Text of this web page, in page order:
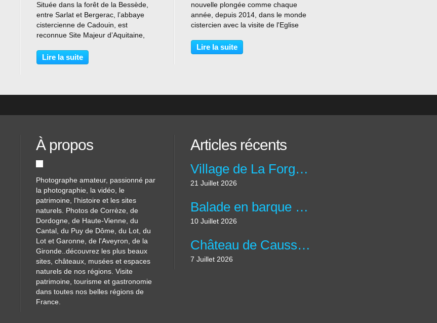
Située dans la forêt de la Bessède,
entre Sarlat et Bergerac, l’abbaye
cistercienne de Cadouin, est
reconnue Site Majeur d’Aquitaine,
inscrite au Patrimoine Mondiale de
l’Unesco (chemins de Compostelle
Lire la suite
nouvelle plongée comme chaque
année, depuis 2014, dans le monde
cistercien avec la visite de l'Eglise
en Corrèze. Une atmosphère
austère sans décorum démontrant
Lire la suite
À propos
Photographe amateur, passionné par
la photographie, la vidéo, le
patrimoine, l'histoire et les sites
naturels. Photos de Corrèze, de
Dordogne, de Haute-Vienne, du
Cantal, du Puy de Dôme, du Lot, du
Lot et Garonne, de l'Aveyron, de la
Gironde..découvrez les plus beaux
sites, châteaux, musées et espaces
naturels de nos régions. Visite
patrimoine, tourisme et gastronomie
dans toutes nos belles régions de
France.
Articles récents
Village de La Forge d'Ans et sa magnifique cascade.
21 Juillet 2026
Balade en barque au Moulin de la maison de la Dronne à Montagrier en Dordogne.
10 Juillet 2026
Château de Caussade à Trélissac en forêt de Lanmary.
7 Juillet 2026